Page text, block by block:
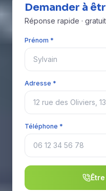
Demander à
Réponse rapide ·
Prénom *
Adresse *
Téléphone *